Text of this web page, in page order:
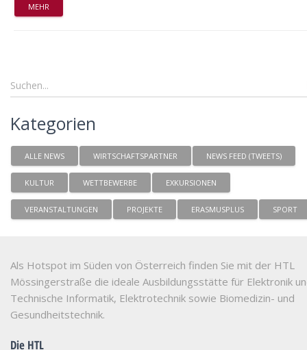
MEHR
Kategorien
ALLE NEWS WIRTSCHAFTSPARTNER NEWS FEED (TWEETS)
KULTUR WETTBEWERBE EXKURSIONEN
VERANSTALTUNGEN PROJEKTE ERASMUSPLUS SPORT
Als Hotspot im Süden von Österreich finden Sie mit der HTL
Mössingerstraße die ideale Ausbildungsstätte für Elektronik
Technische Informatik, Elektrotechnik sowie Biomedizin- und
Gesundheitstechnik.
Die HTL